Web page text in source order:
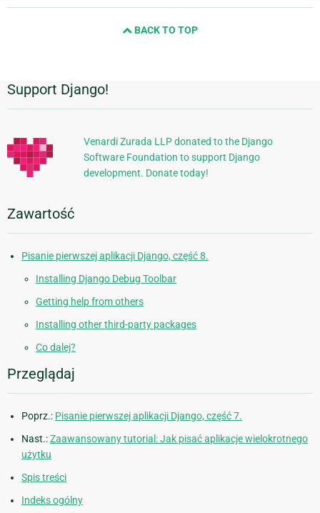
BACK TO TOP
Dodatkowe
informacje
Support Django!
Venardi Zurada LLP donated to the Django
Software Foundation to support Django
development. Donate today!
Zawartość
Pisanie pierwszej aplikacji Django, część 8.
Installing Django Debug Toolbar
Getting help from others
Installing other third-party packages
Co dalej?
Przeglądaj
Poprz.: Pisanie pierwszej aplikacji Django, część 7.
Nast.:Zaawansowany tutorial: Jak pisać aplikacje wielokrotnego
użytku
Spis treści
Indeks ogólny